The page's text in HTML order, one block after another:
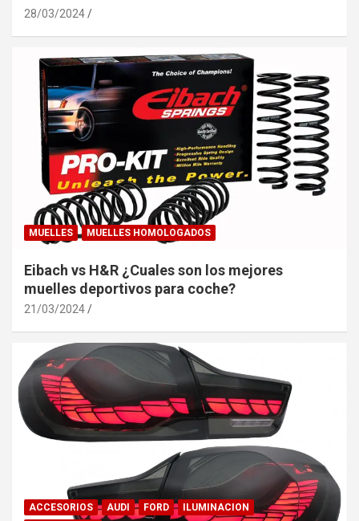
28/03/2024
MUELLES MUELLES HOMOLOGADOS
Eibach vs H&R ¿Cuales son los mejores
muelles deportivos para coche?
21/03/2024
ACCESORIOS AUDI FORD
ILUMINACION